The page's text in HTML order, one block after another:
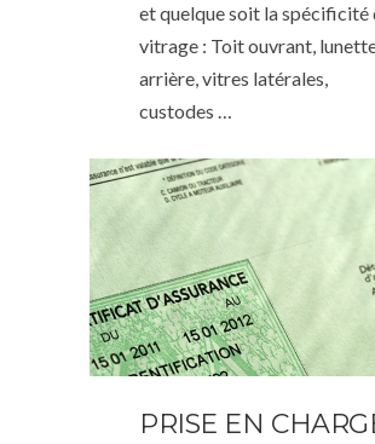
et quelque soit la spécificité
vitrage : Toit ouvrant,
arrière, vitres latérales,
custodes …
PRISE EN